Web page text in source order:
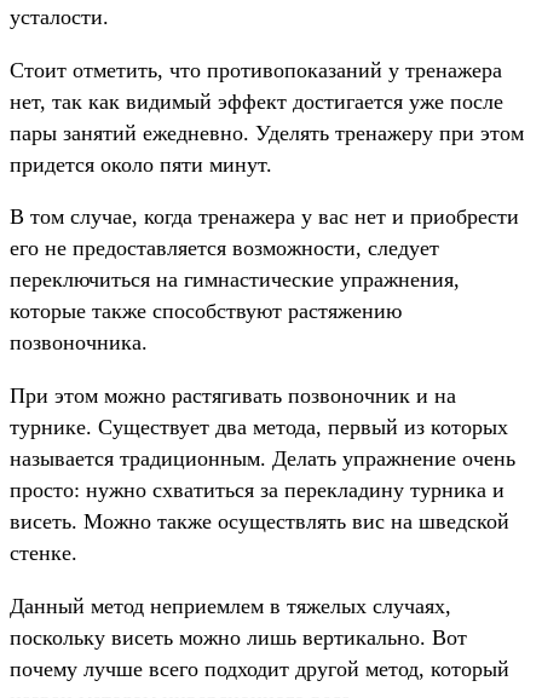
усталости.
Стоит отметить, что противопоказаний у тренажера
нет, так как видимый эффект достигается уже после
пары занятий ежедневно. Уделять тренажеру при этом
придется около пяти минут.
В том случае, когда тренажера у вас нет и приобрести
его не предоставляется возможности, следует
переключиться на гимнастические упражнения,
которые также способствуют растяжению
позвоночника.
При этом можно растягивать позвоночник и на
турнике. Существует два метода, первый из которых
называется традиционным. Делать упражнение очень
просто: нужно схватиться за перекладину турника и
висеть. Можно также осуществлять вис на шведской
стенке.
Данный метод неприемлем в тяжелых случаях,
поскольку висеть можно лишь вертикально. Вот
почему лучше всего подходит другой метод, который